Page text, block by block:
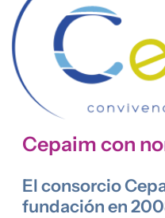
Cepaim con
El consorcio
fundación en